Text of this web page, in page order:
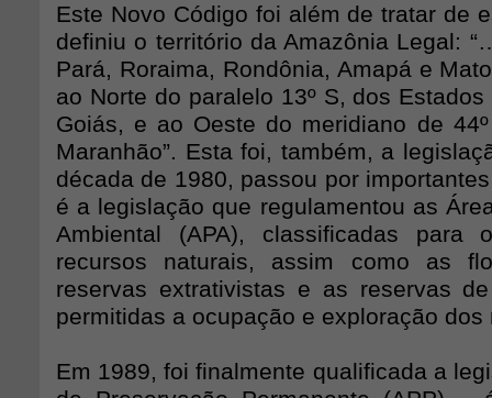
Este Novo Código foi além de tratar de
definiu o território da Amazônia Legal:
Pará, Roraima, Rondônia, Amapá e
ao Norte do paralelo 13º S, dos
Goiás, e ao Oeste do meridiano de
Maranhão”. Esta foi, também, a
década de 1980, passou por
é a legislação que regulamentou as
Ambiental (APA), classificadas
recursos naturais, assim como as
reservas extrativistas e as reservas
permitidas a ocupação e exploração
Em 1989, foi finalmente qualificada a